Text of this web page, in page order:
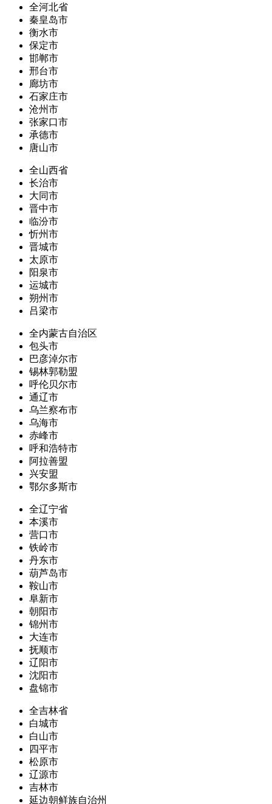
全河北省
秦皇岛市
衡水市
保定市
邯郸市
邢台市
廊坊市
石家庄市
沧州市
张家口市
承德市
唐山市
全山西省
长治市
大同市
晋中市
临汾市
忻州市
晋城市
太原市
阳泉市
运城市
朔州市
吕梁市
全内蒙古自治区
包头市
巴彦淖尔市
锡林郭勒盟
呼伦贝尔市
通辽市
乌兰察布市
乌海市
赤峰市
呼和浩特市
阿拉善盟
兴安盟
鄂尔多斯市
全辽宁省
本溪市
营口市
铁岭市
丹东市
葫芦岛市
鞍山市
阜新市
朝阳市
锦州市
大连市
抚顺市
辽阳市
沈阳市
盘锦市
全吉林省
白城市
白山市
四平市
松原市
辽源市
吉林市
延边朝鲜族自治州